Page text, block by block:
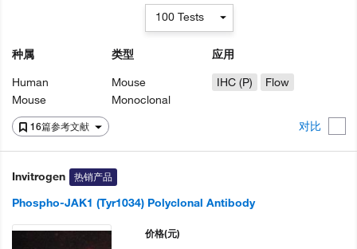
16篇参考文献 对比
种属
Human
Mouse
类型
Mouse
Monoclonal
应用
IHC (P)
Flow
100 Tests
Invitrogen 热销产品
Phospho-JAK1 (Tyr1034) Polyclonal Antibody
价格(元)